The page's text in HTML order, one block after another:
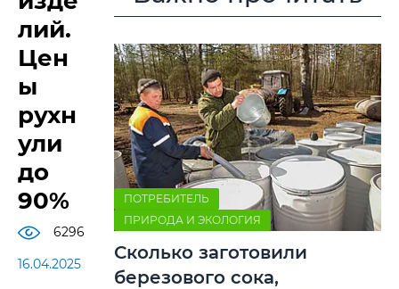
лий.
Цен
ы
рухн
ули
до
90%
6296
16.04.2025
ПОТРЕБИТЕЛЬ
ПРИРОДА И ЭКОЛОГИЯ
Сколько заготовили
березового сока,